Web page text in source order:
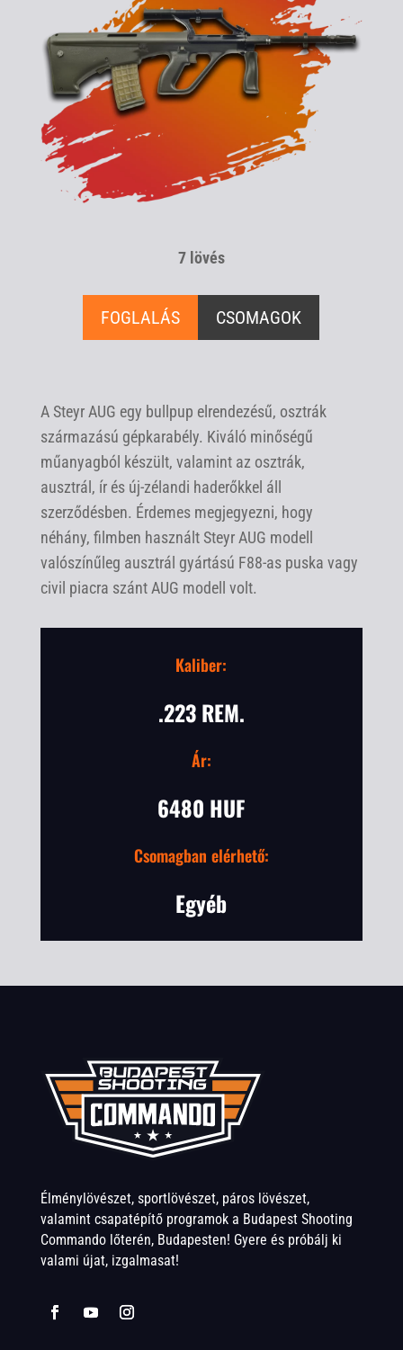
7 lövés
FOGLALÁS CSOMAGOK
A Steyr AUG egy bullpup elrendezésű, osztrák
származású gépkarabély. Kiváló minőségű
műanyagból készült, valamint az osztrák,
ausztrál, ír és új-zélandi haderőkkel áll
szerződésben. Érdemes megjegyezni, hogy
néhány, filmben használt Steyr AUG modell
valószínűleg ausztrál gyártású F88-as puska vagy
civil piacra szánt AUG modell volt.
Kaliber:
.223 REM.
Ár:
6480 HUF
Csomagban elérhető:
Egyéb
Élménylövészet, sportlövészet, páros lövészet,
valamint csapatépítő programok a Budapest Shooting
Commando lőterén, Budapesten! Gyere és próbálj ki
valami újat, izgalmasat!